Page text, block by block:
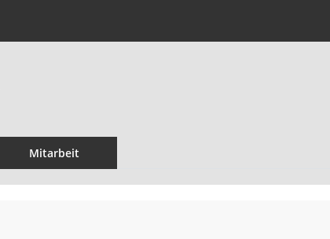
Mitarbeit